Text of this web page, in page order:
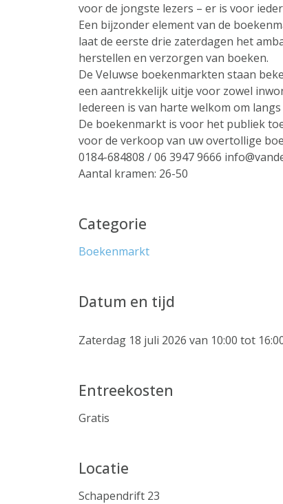
voor de jongste lezers – er is voor
Een bijzonder element van de
laat de eerste drie zaterdagen het
herstellen en verzorgen van boeken.
De Veluwse boekenmarkten staan
een aantrekkelijk uitje voor zowel
Iedereen is van harte welkom om
De boekenmarkt is voor het publiek
voor de verkoop van uw overtollige
0184-684808 / 06 3947 9666
Aantal kramen: 26-50
Categorie
Boekenmarkt
Datum en tijd
Zaterdag 18 juli 2026 van 10:00 tot
Entreekosten
Gratis
Locatie
Schapendrift 23